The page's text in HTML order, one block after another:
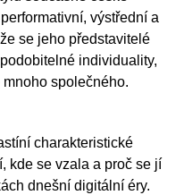
výstřední a
se jeho představitelé
individuality,
společného.
charakteristické
kde se vzala a proč se jí
dnešní digitální éry.